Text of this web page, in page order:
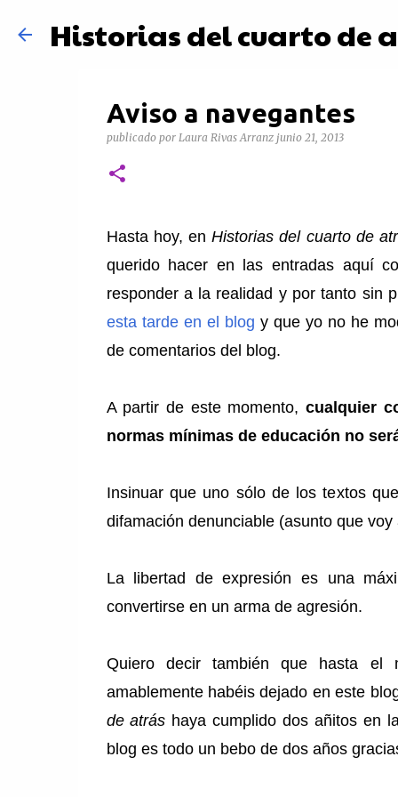
Historias del cuarto de
Aviso a navegantes
publicado por Laura Rivas Arranz junio 21, 2013
Hasta hoy, enHistorias del cuarto de
querido hacer en las entradas aquí
responder a la realidad y por tanto sin
esta tarde en el blog y que yo no he
de comentarios del blog.
A partir de este momento, cualquier
normas mínimas de educación no
Insinuar que uno sólo de los textos
difamación denunciable (asunto que voy
La libertad de expresión es una
convertirse en un arma de agresión.
Quiero decir también que hasta el
amablemente habéis dejado en este
de atrás haya cumplido dos añitos en
blog es todo un bebo de dos años